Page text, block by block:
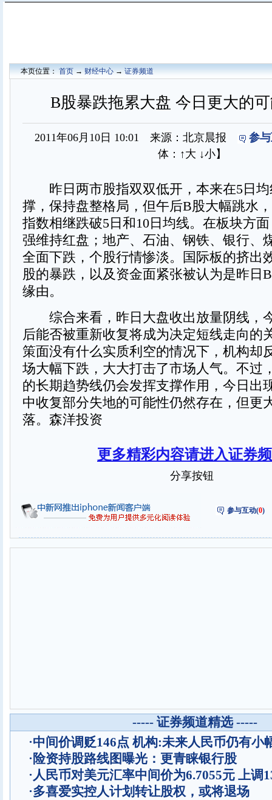
本页位置：首页→财经中心→证券频道
B股暴跌拖累大盘 今日更大的
2011年06月10日 10:01 来源：北京晨报
参
体： ↑大 ↓小】
昨日两市股指双双低开，本来在5日均
撑，保持盘整格局，但午后B股大幅跳水
指数相继跌破5日和10日均线。在板块方
强维持红盘；地产、石油、钢铁、银行、
全面下跌，个股行情惨淡。国际板的挤出
股的暴跌，以及资金面紧张被认为是昨日
缘由。
综合来看，昨日大盘收出放量阴线，
后能否被重新收复将成为决定短线走向的
策面没有什么实质利空的情况下，机构却
场大幅下跌，大大打击了市场人气。不过
的长期趋势线仍会发挥支撑作用，今日出
中收复部分失地的可能性仍然存在，但更
落。森洋投资
更多精彩内容请进入证券
分享按钮
参与互动(0)
----- 证券频道精选 -----
·中间价调贬146点 机构:未来人民币仍有小
·险资持股路线图曝光：更青睐银行股
·人民币对美元汇率中间价为6.7055元 上调
·多喜爱实控人计划转让股权，或将退场